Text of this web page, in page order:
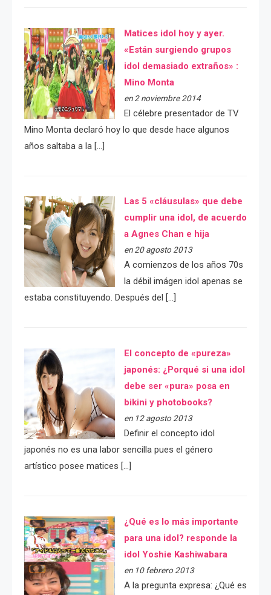
Matices idol hoy y ayer.
«Están surgiendo grupos
idol demasiado extraños» :
Mino Monta
en 2 noviembre 2014
El célebre presentador de TV
Mino Monta declaró hoy lo que desde hace algunos
años saltaba a la […]
Las 5 «cláusulas» que debe
cumplir una idol, de acuerdo
a Agnes Chan e hija
en 20 agosto 2013
A comienzos de los años 70s
la débil imágen idol apenas se
estaba constituyendo. Después del […]
El concepto de «pureza»
japonés: ¿Porqué si una idol
debe ser «pura» posa en
bikini y photobooks?
en 12 agosto 2013
Definir el concepto idol
japonés no es una labor sencilla pues el género
artístico posee matices […]
¿Qué es lo más importante
para una idol? responde la
idol Yoshie Kashiwabara
en 10 febrero 2013
A la pregunta expresa: ¿Qué es